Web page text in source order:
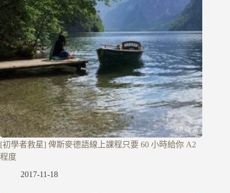
[初學者救星] 俾斯麥德語線上課程只要 60 小時給你 A2
程度
2017-11-18